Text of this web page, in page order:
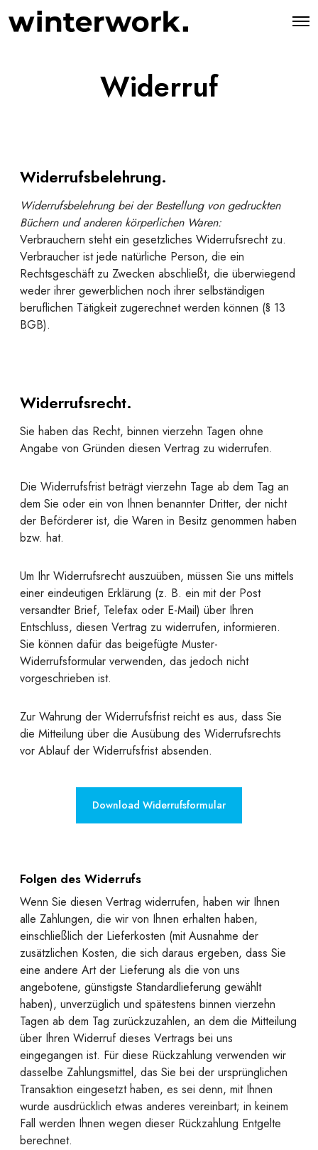
O
Widerruf
Widerrufsbelehrung.
Widerrufsbelehrung bei der Bestellung von gedruckten
Büchern und anderen körperlichen Waren:
Verbrauchern steht ein gesetzliches Widerrufsrecht zu.
Verbraucher ist jede natürliche Person, die ein
Rechtsgeschäft zu Zwecken abschließt, die überwiegend
weder ihrer gewerblichen noch ihrer selbständigen
beruflichen Tätigkeit zugerechnet werden können (§ 13
BGB).
Widerrufsrecht.
Sie haben das Recht, binnen vierzehn Tagen ohne
Angabe von Gründen diesen Vertrag zu widerrufen.
Die Widerrufsfrist beträgt vierzehn Tage ab dem Tag an
dem Sie oder ein von Ihnen benannter Dritter, der nicht
der Beförderer ist, die Waren in Besitz genommen haben
bzw. hat.
Um Ihr Widerrufsrecht auszuüben, müssen Sie uns mittels
einer eindeutigen Erklärung (z. B. ein mit der Post
versandter Brief, Telefax oder E-Mail) über Ihren
Entschluss, diesen Vertrag zu widerrufen, informieren.
Sie können dafür das beigefügte Muster-
Widerrufsformular verwenden, das jedoch nicht
vorgeschrieben ist.
Zur Wahrung der Widerrufsfrist reicht es aus, dass Sie
die Mitteilung über die Ausübung des Widerrufsrechts
vor Ablauf der Widerrufsfrist absenden.
Download Widerrufsformular
Folgen des Widerrufs
Wenn Sie diesen Vertrag widerrufen, haben wir Ihnen
alle Zahlungen, die wir von Ihnen erhalten haben,
einschließlich der Lieferkosten (mit Ausnahme der
zusätzlichen Kosten, die sich daraus ergeben, dass Sie
eine andere Art der Lieferung als die von uns
angebotene, günstigste Standardlieferung gewählt
haben), unverzüglich und spätestens binnen vierzehn
Tagen ab dem Tag zurückzuzahlen, an dem die Mitteilung
über Ihren Widerruf dieses Vertrags bei uns
eingegangen ist. Für diese Rückzahlung verwenden wir
dasselbe Zahlungsmittel, das Sie bei der ursprünglichen
Transaktion eingesetzt haben, es sei denn, mit Ihnen
wurde ausdrücklich etwas anderes vereinbart; in keinem
Fall werden Ihnen wegen dieser Rückzahlung Entgelte
berechnet.